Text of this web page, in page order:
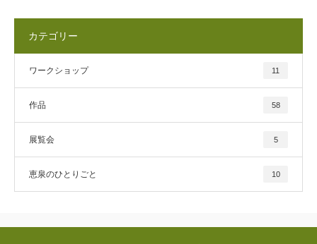
カテゴリー
ワークショップ 11
作品 58
展覧会 5
恵泉のひとりごと 10